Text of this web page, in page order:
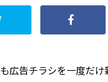
広告チラシを一度だけ